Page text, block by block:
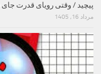
پیچید / وقتی رویای قدرت جای
مرداد 16, 1405